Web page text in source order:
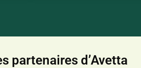
partenaires d’Avetta